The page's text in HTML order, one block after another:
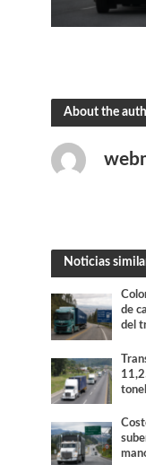
About the
Noticias
de
del